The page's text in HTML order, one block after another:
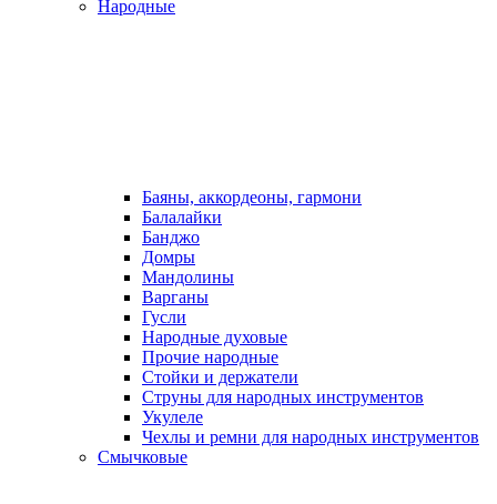
Народные
Баяны, аккордеоны, гармони
Балалайки
Банджо
Домры
Мандолины
Варганы
Гусли
Народные духовые
Прочие народные
Стойки и держатели
Струны для народных инструментов
Укулеле
Чехлы и ремни для народных инструментов
Смычковые